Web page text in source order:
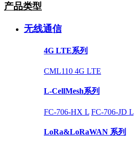
产品类型
无线通信
4G LTE系列
CML110 4G LTE
L-CellMesh系列
FC-706-HX L FC-706-JD L
LoRa&LoRaWAN 系列